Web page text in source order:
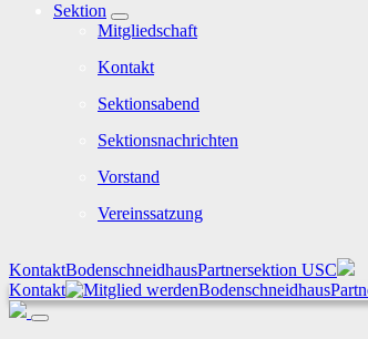
Sektion
Mitgliedschaft
Kontakt
Sektionsabend
Sektionsnachrichten
Vorstand
Vereinssatzung
KontaktBodenschneidhausPartnersektion USC
Kontakt
Bodenschneidhaus